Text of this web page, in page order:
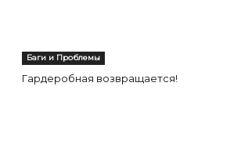
Баги и Проблемы
Гардеробная возвращается!